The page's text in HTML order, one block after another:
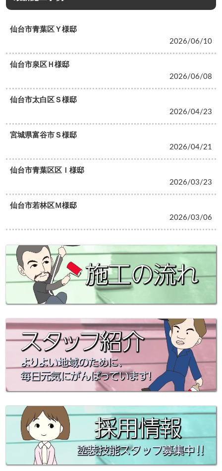
仙台市青葉区Ｙ様邸
2026/06/10
仙台市泉区Ｈ様邸
2026/06/08
仙台市太白区Ｓ様邸
2026/04/23
宮城県富谷市Ｓ様邸
2026/04/21
仙台市青葉区区Ｉ様邸
2026/03/23
仙台市若林区Ｍ様邸
2026/03/06